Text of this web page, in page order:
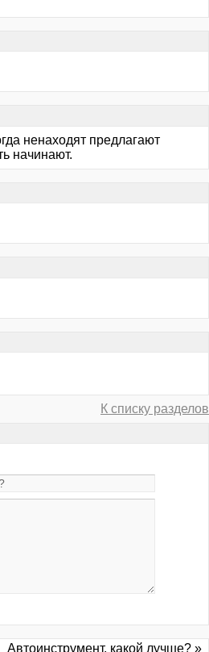
ненаходят предлагают
начинают.
К списку разделов
Автоинструмент, какой лучше? »